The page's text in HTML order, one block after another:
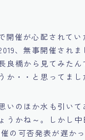
開催が心配されて
、無事開催されま
良橋から見てみた
か・・と思ってまし
いのほか水も引い
うかね～。しかし中
の可否発表が遅か